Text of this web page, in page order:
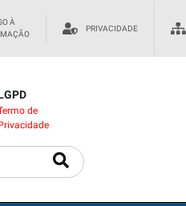
À
PRIVACIDADE
de